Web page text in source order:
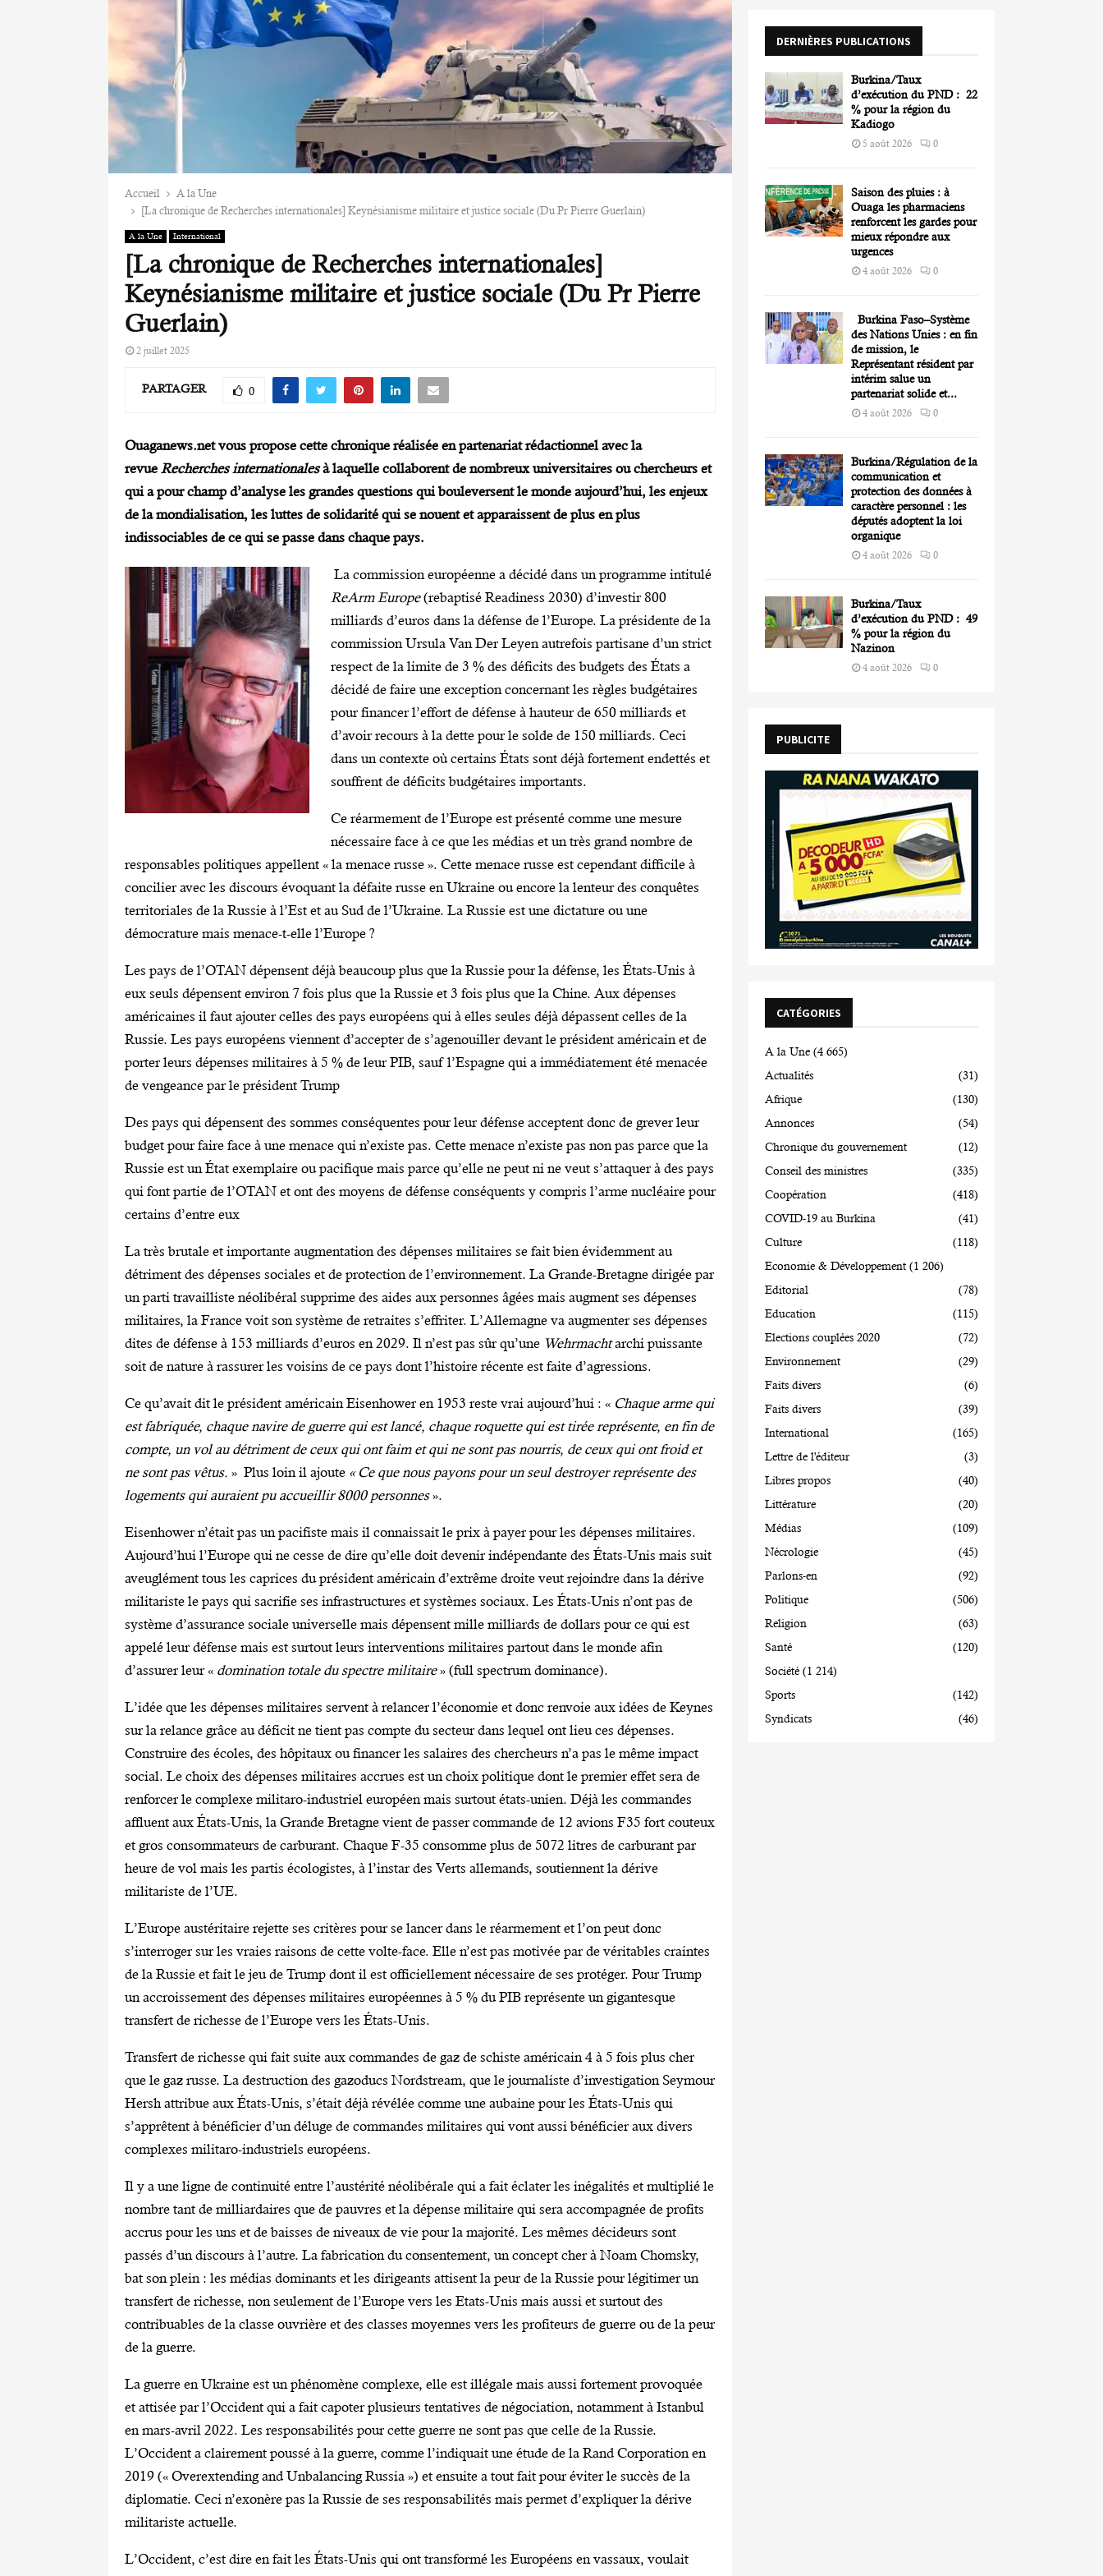
Accueil
A la Une
[La chronique de Recherches internationales] Keynésianisme militaire et justice sociale (Du Pr Pierre Guerlain)
A la Une International
[La chronique de Recherches internationales]
Keynésianisme militaire et justice sociale (Du Pr Pierre
Guerlain)
2 juillet 2025
PARTAGER 0
Ouaganews.net vous propose cette chronique réalisée en partenariat rédactionnel avec la
revue Recherches internationalesà laquelle collaborent de nombreux universitaires ou chercheurs et
qui a pour champ d’analyse les grandes questions qui bouleversent le monde aujourd’hui, les enjeux
de la mondialisation, les luttes de solidarité qui se nouent et apparaissent de plus en plus
indissociables de ce qui se passe dans chaque pays.
La commission européenne a décidé dans un programme intitulé
ReArm Europe(rebaptisé Readiness 2030) d’investir 800
milliards d’euros dans la défense de l’Europe. La présidente de la
commission Ursula Van Der Leyen autrefois partisane d’un strict
respect de la limite de 3 % des déficits des budgets des États a
décidé de faire une exception concernant les règles budgétaires
pour financer l’effort de défense à hauteur de 650 milliards et
d’avoir recours à la dette pour le solde de 150 milliards. Ceci
dans un contexte où certains États sont déjà fortement endettés et
souffrent de déficits budgétaires importants.
Ce réarmement de l’Europe est présenté comme une mesure
nécessaire face à ce que les médias et un très grand nombre de
responsables politiques appellent « la menace russe ». Cette menace russe est cependant difficile à
concilier avec les discours évoquant la défaite russe en Ukraine ou encore la lenteur des conquêtes
territoriales de la Russie à l’Est et au Sud de l’Ukraine. La Russie est une dictature ou une
démocrature mais menace-t-elle l’Europe ?
Les pays de l’OTAN dépensent déjà beaucoup plus que la Russie pour la défense, les États-Unis à
eux seuls dépensent environ 7 fois plus que la Russie et 3 fois plus que la Chine. Aux dépenses
américaines il faut ajouter celles des pays européens qui à elles seules déjà dépassent celles de la
Russie. Les pays européens viennent d’accepter de s’agenouiller devant le président américain et de
porter leurs dépenses militaires à 5 % de leur PIB, sauf l’Espagne qui a immédiatement été menacée
de vengeance par le président Trump
Des pays qui dépensent des sommes conséquentes pour leur défense acceptent donc de grever leur
budget pour faire face à une menace qui n’existe pas. Cette menace n’existe pas non pas parce que la
Russie est un État exemplaire ou pacifique mais parce qu’elle ne peut ni ne veut s’attaquer à des pays
qui font partie de l’OTAN et ont des moyens de défense conséquents y compris l’arme nucléaire pour
certains d’entre eux
La très brutale et importante augmentation des dépenses militaires se fait bien évidemment au
détriment des dépenses sociales et de protection de l’environnement. La Grande-Bretagne dirigée par
un parti travailliste néolibéral supprime des aides aux personnes âgées mais augment ses dépenses
militaires, la France voit son système de retraites s’effriter. L’Allemagne va augmenter ses dépenses
dites de défense à 153 milliards d’euros en 2029. Il n’est pas sûr qu’une Wehrmachtarchi puissante
soit de nature à rassurer les voisins de ce pays dont l’histoire récente est faite d’agressions.
Ce qu’avait dit le président américain Eisenhower en 1953 reste vrai aujourd’hui : « Chaque arme qui
est fabriquée, chaque navire de guerre qui est lancé, chaque roquette qui est tirée représente, en fin de
compte, un vol au détriment de ceux qui ont faim et qui ne sont pas nourris, de ceux qui ont froid et
ne sont pas vêtus. » Plus loin il ajoute « Ce que nous payons pour un seul destroyer représente des
logements qui auraient pu accueillir 8000 personnes».
Eisenhower n’était pas un pacifiste mais il connaissait le prix à payer pour les dépenses militaires.
Aujourd’hui l’Europe qui ne cesse de dire qu’elle doit devenir indépendante des États-Unis mais suit
aveuglément tous les caprices du président américain d’extrême droite veut rejoindre dans la dérive
militariste le pays qui sacrifie ses infrastructures et systèmes sociaux. Les États-Unis n’ont pas de
système d’assurance sociale universelle mais dépensent mille milliards de dollars pour ce qui est
appelé leur défense mais est surtout leurs interventions militaires partout dans le monde afin
d’assurer leur « domination totale du spectre militaire» (full spectrum dominance).
L’idée que les dépenses militaires servent à relancer l’économie et donc renvoie aux idées de Keynes
sur la relance grâce au déficit ne tient pas compte du secteur dans lequel ont lieu ces dépenses.
Construire des écoles, des hôpitaux ou financer les salaires des chercheurs n’a pas le même impact
social. Le choix des dépenses militaires accrues est un choix politique dont le premier effet sera de
renforcer le complexe militaro-industriel européen mais surtout états-unien. Déjà les commandes
affluent aux États-Unis, la Grande Bretagne vient de passer commande de 12 avions F35 fort couteux
et gros consommateurs de carburant. Chaque F-35 consomme plus de 5072 litres de carburant par
heure de vol mais les partis écologistes, à l’instar des Verts allemands, soutiennent la dérive
militariste de l’UE.
L’Europe austéritaire rejette ses critères pour se lancer dans le réarmement et l’on peut donc
s’interroger sur les vraies raisons de cette volte-face. Elle n’est pas motivée par de véritables craintes
de la Russie et fait le jeu de Trump dont il est officiellement nécessaire de ses protéger. Pour Trump
un accroissement des dépenses militaires européennes à 5 % du PIB représente un gigantesque
transfert de richesse de l’Europe vers les États-Unis.
Transfert de richesse qui fait suite aux commandes de gaz de schiste américain 4 à 5 fois plus cher
que le gaz russe. La destruction des gazoducs Nordstream, que le journaliste d’investigation Seymour
Hersh attribue aux États-Unis, s’était déjà révélée comme une aubaine pour les États-Unis qui
s’apprêtent à bénéficier d’un déluge de commandes militaires qui vont aussi bénéficier aux divers
complexes militaro-industriels européens.
Il y a une ligne de continuité entre l’austérité néolibérale qui a fait éclater les inégalités et multiplié le
nombre tant de milliardaires que de pauvres et la dépense militaire qui sera accompagnée de profits
accrus pour les uns et de baisses de niveaux de vie pour la majorité. Les mêmes décideurs sont
passés d’un discours à l’autre. La fabrication du consentement, un concept cher à Noam Chomsky,
bat son plein : les médias dominants et les dirigeants attisent la peur de la Russie pour légitimer un
transfert de richesse, non seulement de l’Europe vers les Etats-Unis mais aussi et surtout des
contribuables de la classe ouvrière et des classes moyennes vers les profiteurs de guerre ou de la peur
de la guerre.
La guerre en Ukraine est un phénomène complexe, elle est illégale mais aussi fortement provoquée
et attisée par l’Occident qui a fait capoter plusieurs tentatives de négociation, notamment à Istanbul
en mars-avril 2022. Les responsabilités pour cette guerre ne sont pas que celle de la Russie.
L’Occident a clairement poussé à la guerre, comme l’indiquait une étude de la Rand Corporation en
2019 (« Overextending and Unbalancing Russia ») et ensuite a tout fait pour éviter le succès de la
diplomatie. Ceci n’exonère pas la Russie de ses responsabilités mais permet d’expliquer la dérive
militariste actuelle.
L’Occident, c’est dire en fait les États-Unis qui ont transformé les Européens en vassaux, voulait
r
H
DERNIÈRES PUBLICATIONS
Burkina/Taux
d’exécution du PND : 22
% pour la région du
Kadiogo
5 août 2026 0
Saison des pluies : à
Ouaga les pharmaciens
renforcent les gardes pour
mieux répondre aux
urgences
4 août 2026 0
Burkina Faso–Système
des Nations Unies : en fin
de mission, le
Représentant résident par
intérim salue un
partenariat solide et...
4 août 2026 0
Burkina/Régulation de la
communication et
protection des données à
caractère personnel : les
députés adoptent la loi
organique
4 août 2026 0
Burkina/Taux
d’exécution du PND : 49
% pour la région du
Nazinon
4 août 2026 0
PUBLICITE
CATÉGORIES
A la Une (4 665)
Actualités
(31)
Afrique
(130)
Annonces
(54)
Chronique du gouvernement
(12)
Conseil des ministres
(335)
Coopération
(418)
COVID-19 au Burkina
(41)
Culture
(118)
Economie & Développement (1 206)
Editorial
(78)
Education
(115)
Elections couplées 2020
(72)
Environnement
(29)
Faits divers
(6)
Faits divers
(39)
International
(165)
Lettre de l'éditeur
(3)
Libres propos
(40)
Littérature
(20)
Médias
(109)
Nécrologie
(45)
Parlons-en
(92)
Politique
(506)
Religion
(63)
Santé
(120)
Société (1 214)
Sports
(142)
Syndicats
(46)